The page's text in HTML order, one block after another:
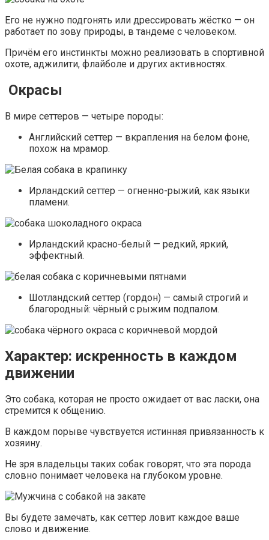
Его не нужно подгонять или дрессировать жёстко — он
работает по зову природы, в тандеме с человеком.
Причём его инстинкты можно реализовать в спортивной
охоте, аджилити, флайболе и других активностях.
Окрасы
В мире сеттеров — четыре породы:
Английский сеттер — вкрапления на белом фоне,
похож на мрамор.
Ирландский сеттер — огненно-рыжий, как языки
пламени.
Ирландский красно-белый — редкий, яркий,
эффектный.
Шотландский сеттер (гордон) — самый строгий и
благородный: чёрный с рыжим подпалом.
Характер: искренность в каждом
движении
Это собака, которая не просто ожидает от вас ласки, она
стремится к общению.
В каждом порыве чувствуется истинная привязанность к
хозяину.
Не зря владельцы таких собак говорят, что эта порода
словно понимает человека на глубоком уровне.
Вы будете замечать, как сеттер ловит каждое ваше
слово и движение.